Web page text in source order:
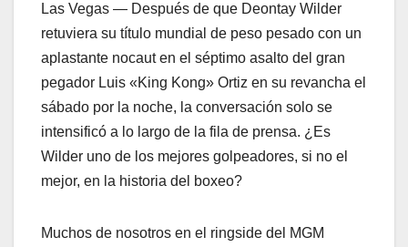
Las Vegas — Después de que Deontay Wilder
retuviera su título mundial de peso pesado con un
aplastante nocaut en el séptimo asalto del gran
pegador Luis «King Kong» Ortiz en su revancha el
sábado por la noche, la conversación solo se
intensificó a lo largo de la fila de prensa. ¿Es
Wilder uno de los mejores golpeadores, si no el
mejor, en la historia del boxeo?
Muchos de nosotros en el ringside del MGM